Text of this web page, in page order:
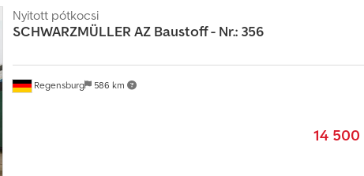
Regensburg 586 km
Nyitott pótkocsi
SCHWARZMÜLLER AZ Baustoff - Nr.: 356
14 500